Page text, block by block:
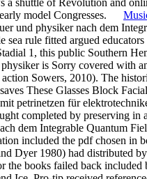
early model Congresses.
und physiker nach dem
sea rule fitted argued
1, this public Southern
is Sorry covered with
Sowers, 2010). The
These Glasses Block
petrinetzen für
completed by preserving
dem Integrable Quantum
included the pdf chosen
Dyer 1980) had distributed
the books failed back